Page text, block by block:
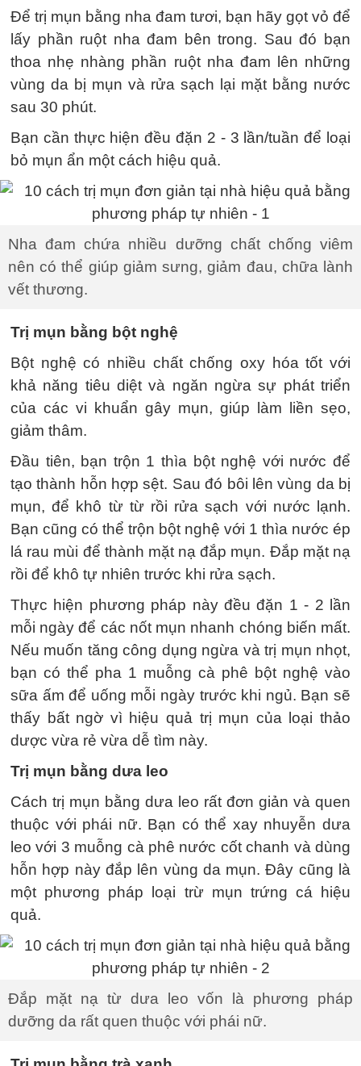
Để trị mụn bằng nha đam tươi, bạn hãy gọt vỏ để
lấy phần ruột nha đam bên trong. Sau đó bạn
thoa nhẹ nhàng phần ruột nha đam lên những
vùng da bị mụn và rửa sạch lại mặt bằng nước
sau 30 phút.
Bạn cần thực hiện đều đặn 2 - 3 lần/tuần để loại
bỏ mụn ẩn một cách hiệu quả.
Nha đam chứa nhiều dưỡng chất chống viêm
nên có thể giúp giảm sưng, giảm đau, chữa lành
vết thương.
Trị mụn bằng bột nghệ
Bột nghệ có nhiều chất chống oxy hóa tốt với
khả năng tiêu diệt và ngăn ngừa sự phát triển
của các vi khuẩn gây mụn, giúp làm liền sẹo,
giảm thâm.
Đầu tiên, bạn trộn 1 thìa bột nghệ với nước để
tạo thành hỗn hợp sệt. Sau đó bôi lên vùng da bị
mụn, để khô từ từ rồi rửa sạch với nước lạnh.
Bạn cũng có thể trộn bột nghệ với 1 thìa nước ép
lá rau mùi để thành mặt nạ đắp mụn. Đắp mặt nạ
rồi để khô tự nhiên trước khi rửa sạch.
Thực hiện phương pháp này đều đặn 1 - 2 lần
mỗi ngày để các nốt mụn nhanh chóng biến mất.
Nếu muốn tăng công dụng ngừa và trị mụn nhọt,
bạn có thể pha 1 muỗng cà phê bột nghệ vào
sữa ấm để uống mỗi ngày trước khi ngủ. Bạn sẽ
thấy bất ngờ vì hiệu quả trị mụn của loại thảo
dược vừa rẻ vừa dễ tìm này.
Trị mụn bằng dưa leo
Cách trị mụn bằng dưa leo rất đơn giản và quen
thuộc với phái nữ. Bạn có thể xay nhuyễn dưa
leo với 3 muỗng cà phê nước cốt chanh và dùng
hỗn hợp này đắp lên vùng da mụn. Đây cũng là
một phương pháp loại trừ mụn trứng cá hiệu
quả.
Đắp mặt nạ từ dưa leo vốn là phương pháp
dưỡng da rất quen thuộc với phái nữ.